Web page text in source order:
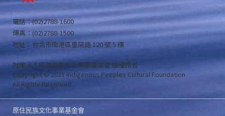
電話：(02)2788-1600
傳真：(02)2788-1500
地址：台北市南港區重陽路 120 號 5 樓
財團法人原住民族文化事業基金會 版權所有
Copyright © 2021 Indigenous Peoples Cultural Foundation
All Rights Reserved .
原住民族文化事業基金會